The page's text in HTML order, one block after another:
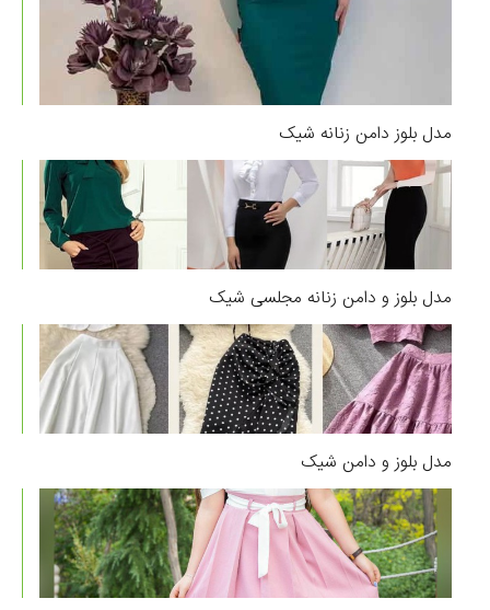
مدل بلوز دامن زنانه شیک
مدل بلوز و دامن زنانه مجلسی شیک
مدل بلوز و دامن شیک